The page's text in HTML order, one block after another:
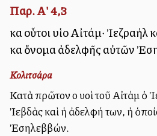
Παρ. Α' 4,3
καὶ οὗτοι υἱοὶ Αἰτάμ· Ἰεζραὴλ
καὶ ὄνομα ἀδελφῆς αὐτῶν
Κολιτσάρα
Κατὰ πρῶτον οἱ υἱοὶ τοῦ Αἰτὰμ
Ἰεβδὰς καὶ ἡ ἀδελφή των, ἡ
Ἐσηλεββών.